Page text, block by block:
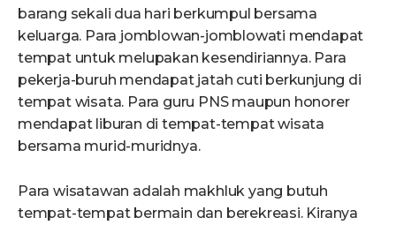
barang sekali dua hari berkumpul bersama
keluarga. Para jomblowan-jomblowati mendapat
tempat untuk melupakan kesendiriannya. Para
pekerja-buruh mendapat jatah cuti berkunjung di
tempat wisata. Para guru PNS maupun honorer
mendapat liburan di tempat-tempat wisata
bersama murid-muridnya.
Para wisatawan adalah makhluk yang butuh
tempat-tempat bermain dan berekreasi. Kiranya